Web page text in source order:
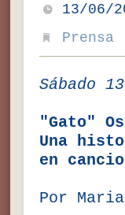
13/06/
Prensa
Sábado
"Gato"
Una
en
Por